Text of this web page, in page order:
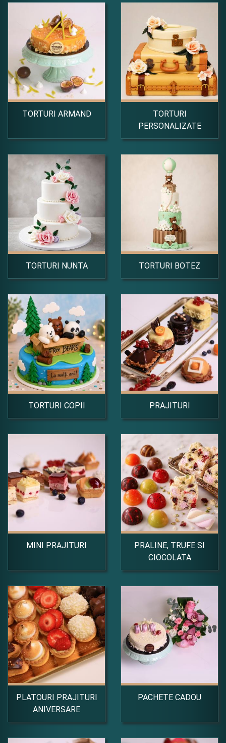
TORTURI ARMAND
TORTURI
PERSONALIZATE
TORTURI NUNTA TORTURI BOTEZ
TORTURI COPII PRAJITURI
MINI PRAJITURI
PRALINE, TRUFE SI
CIOCOLATA
PLATOURI PRAJITURI
ANIVERSARE
PACHETE CADOU